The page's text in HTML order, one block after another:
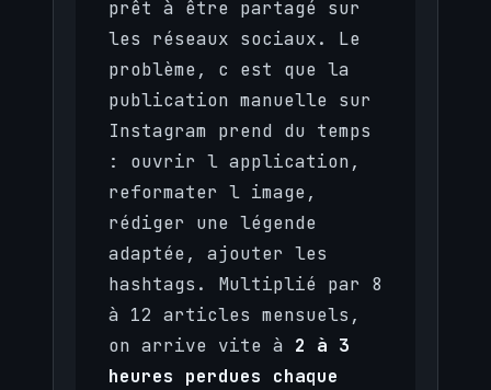
prêt à être partagé sur
les réseaux sociaux. Le
problème, c est que la
publication manuelle sur
Instagram prend du temps
: ouvrir l application,
reformater l image,
rédiger une légende
adaptée, ajouter les
hashtags. Multiplié par 8
à 12 articles mensuels,
on arrive vite à 2 à 3
heures perdues chaque